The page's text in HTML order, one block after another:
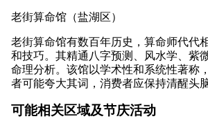
老街算命馆（盐湖区）
老街算命馆有数百年历史，算命师代代
和技巧。其精通八字预测、风水学、紫
命理分析。该馆以学术性和系统性著称
者可能夸大其词，消费者应保持清醒头脑
可能相关区域及节庆活动